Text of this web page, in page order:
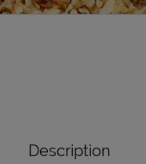
Description